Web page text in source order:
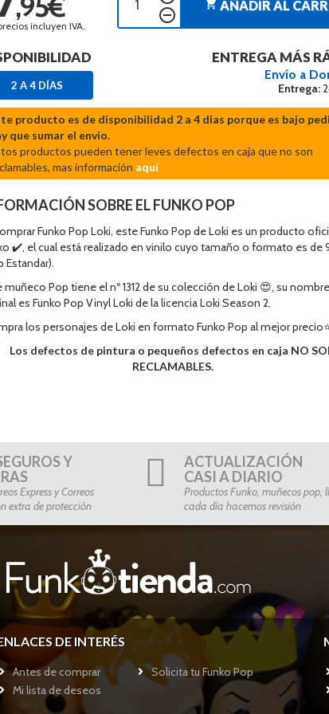
incluyen IVA.
remove_circle_outline
shopping_cart AÑADIR AL
2 A 4 DÍAS
ENTREGA MÁS
Envío a
Entrega:
producto es de disponibilidad 2 a 4 dias porque es bajo
que sumar el envio.
productos pueden tener leves defectos en caja que no son
mas información aquí
SOBRE EL FUNKO POP
Funko Pop Loki, este Funko Pop de Loki es un producto
✔️, el cual está realizado en vinilo cuyo tamaño o formato es de
Estandar).
muñeco Pop tiene el nº 1312 de su colección de Loki 😍, su nombre
es Funko Pop Vinyl Loki de la licencia Loki Season 2.
los personajes de Loki en formato Funko Pop al mejor
Los defectos de pintura o pequeños defectos en caja NO
RECLAMABLES.
Y
Express y Correos
extra de protección
ACTUALIZACIÓN
CASI A DIARIO
Productos Funko, muñecos pop,
cada día hacemos revisión
DE INTERÉS
Antes de comprar
Solicita tu Funko Pop
Mi lista de deseos